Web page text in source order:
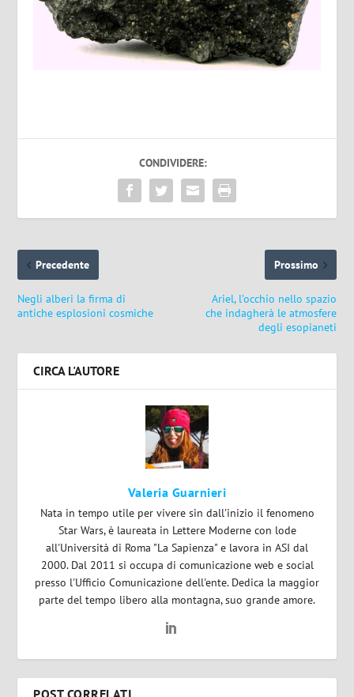
CONDIVIDERE:
Precedente
Negli alberi la firma di
antiche esplosioni cosmiche
Prossimo
Ariel, l’occhio nello spazio
che indagherà le atmosfere
degli esopianeti
CIRCA L'AUTORE
Valeria Guarnieri
Nata in tempo utile per vivere sin dall'inizio il fenomeno
Star Wars, è laureata in Lettere Moderne con lode
all'Università di Roma "La Sapienza" e lavora in ASI dal
2000. Dal 2011 si occupa di comunicazione web e social
presso l'Ufficio Comunicazione dell'ente. Dedica la maggior
parte del tempo libero alla montagna, suo grande amore.